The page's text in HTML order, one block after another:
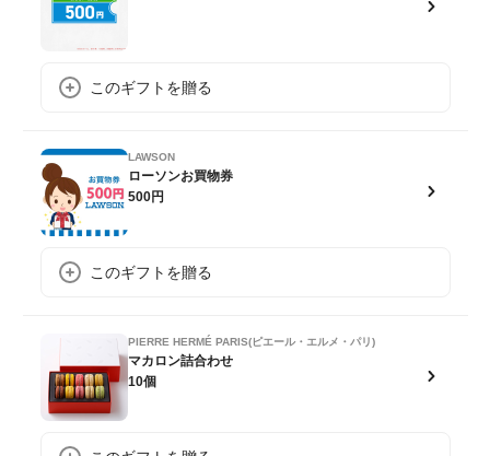
このギフトを贈る
LAWSON
ローソンお買物券
500円
このギフトを贈る
PIERRE HERMÉ PARIS(ピエール・エルメ・パリ)
マカロン詰合わせ
10個